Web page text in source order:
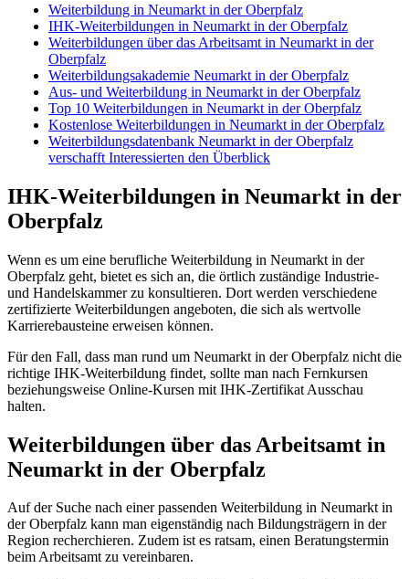
Weiterbildung in Neumarkt in der Oberpfalz
IHK-Weiterbildungen in Neumarkt in der Oberpfalz
Weiterbildungen über das Arbeitsamt in Neumarkt in der
Oberpfalz
Weiterbildungsakademie Neumarkt in der Oberpfalz
Aus- und Weiterbildung in Neumarkt in der Oberpfalz
Top 10 Weiterbildungen in Neumarkt in der Oberpfalz
Kostenlose Weiterbildungen in Neumarkt in der Oberpfalz
Weiterbildungsdatenbank Neumarkt in der Oberpfalz
verschafft Interessierten den Überblick
IHK-Weiterbildungen in Neumarkt in der
Oberpfalz
Wenn es um eine berufliche Weiterbildung in Neumarkt in der
Oberpfalz geht, bietet es sich an, die örtlich zuständige Industrie-
und Handelskammer zu konsultieren. Dort werden verschiedene
zertifizierte Weiterbildungen angeboten, die sich als wertvolle
Karrierebausteine erweisen können.
Für den Fall, dass man rund um Neumarkt in der Oberpfalz nicht die
richtige IHK-Weiterbildung findet, sollte man nach Fernkursen
beziehungsweise Online-Kursen mit IHK-Zertifikat Ausschau
halten.
Weiterbildungen über das Arbeitsamt in
Neumarkt in der Oberpfalz
Auf der Suche nach einer passenden Weiterbildung in Neumarkt in
der Oberpfalz kann man eigenständig nach Bildungsträgern in der
Region recherchieren. Zudem ist es ratsam, einen Beratungstermin
beim Arbeitsamt zu vereinbaren.